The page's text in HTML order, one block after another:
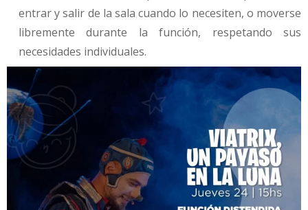
entrar y salir de la sala cuando lo necesiten, o moverse
libremente durante la función, respetando sus
necesidades individuales.